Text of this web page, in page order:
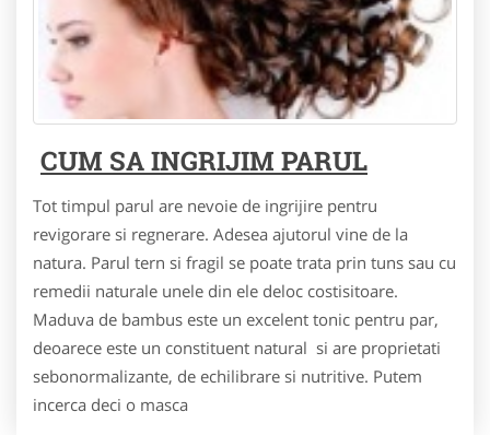
CUM SA INGRIJIM PARUL
Tot timpul parul are nevoie de ingrijire pentru
revigorare si regnerare. Adesea ajutorul vine de la
natura. Parul tern si fragil se poate trata prin tuns sau cu
remedii naturale unele din ele deloc costisitoare.
Maduva de bambus este un excelent tonic pentru par,
deoarece este un constituent natural si are proprietati
sebonormalizante, de echilibrare si nutritive. Putem
incerca deci o masca